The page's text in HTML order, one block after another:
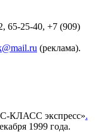
65-25-40, +7 (909)
(реклама).
КЛАСС экспресс».
1999 года.